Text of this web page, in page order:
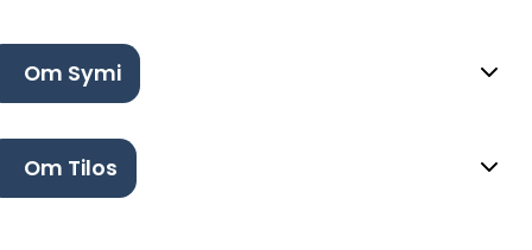
Om Symi
Om Tilos